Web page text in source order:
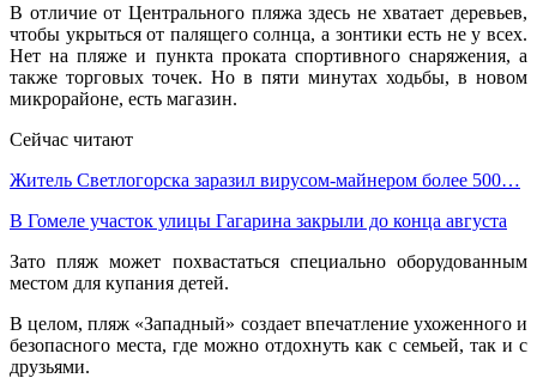
В отличие от Центрального пляжа здесь не хватает деревьев,
чтобы укрыться от палящего солнца, а зонтики есть не у всех.
Нет на пляже и пункта проката спортивного снаряжения, а
также торговых точек. Но в пяти минутах ходьбы, в новом
микрорайоне, есть магазин.
Сейчас читают
Житель Светлогорска заразил вирусом-майнером более 500…
В Гомеле участок улицы Гагарина закрыли до конца августа
Зато пляж может похвастаться специально оборудованным
местом для купания детей.
В целом, пляж «Западный» создает впечатление ухоженного и
безопасного места, где можно отдохнуть как с семьей, так и с
друзьями.